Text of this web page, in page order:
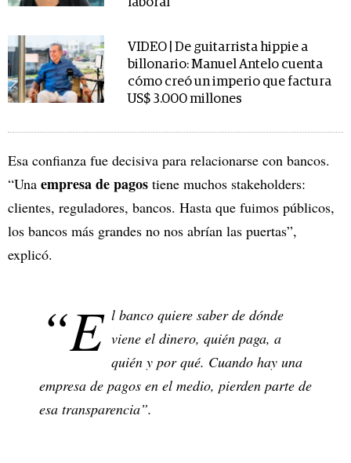
laboral
VIDEO | De guitarrista hippie a
billonario: Manuel Antelo cuenta
cómo creó un imperio que factura
US$ 3.000 millones
Esa confianza fue decisiva para relacionarse con bancos.
“Una empresa de pagos tiene muchos stakeholders:
clientes, reguladores, bancos. Hasta que fuimos públicos,
los bancos más grandes no nos abrían las puertas”,
explicó.
“E l banco quiere saber de dónde
viene el dinero, quién paga, a
quién y por qué. Cuando hay una
empresa de pagos en el medio, pierden parte de
esa transparencia”.